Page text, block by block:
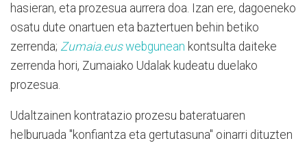
hasieran, eta prozesua aurrera doa. Izan ere, dagoeneko
osatu dute onartuen eta baztertuen behin betiko
zerrenda; Zumaia.euswebgunean kontsulta daiteke
zerrenda hori, Zumaiako Udalak kudeatu duelako
prozesua.
Udaltzainen kontratazio prozesu bateratuaren
helburuada "konfiantza eta gertutasuna" oinarri dituzten